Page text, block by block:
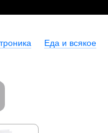
Еда и всякое